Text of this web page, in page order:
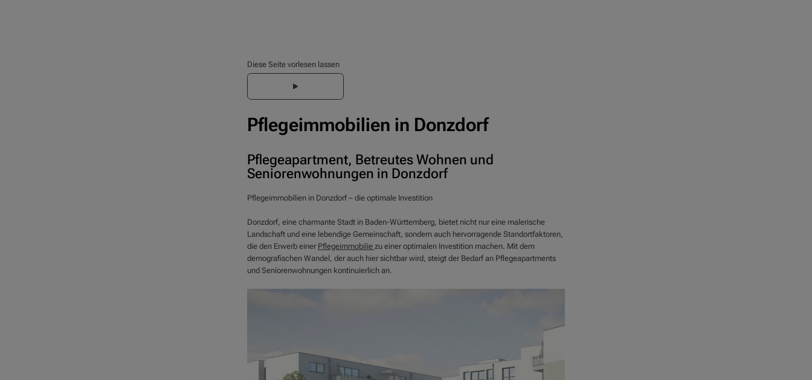
Diese Seite vorlesen lassen
Pflegeimmobilien in Donzdorf
Pflegeapartment, Betreutes Wohnen und
Seniorenwohnungen in Donzdorf
Pflegeimmobilien in Donzdorf – die optimale Investition
Donzdorf, eine charmante Stadt in Baden-Württemberg, bietet nicht nur eine malerische
Landschaft und eine lebendige Gemeinschaft, sondern auch hervorragende Standortfaktoren,
die den Erwerb einer Pflegeimmobilie zu einer optimalen Investition machen. Mit dem
demografischen Wandel, der auch hier sichtbar wird, steigt der Bedarf an Pflegeapartments
und Seniorenwohnungen kontinuierlich an.